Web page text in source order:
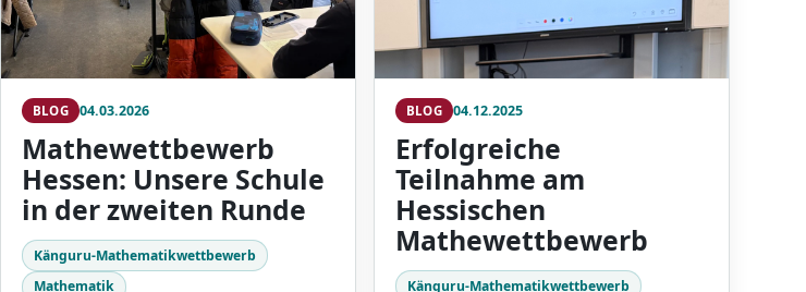
BLOG 04.03.2026
Mathewettbewerb
Hessen: Unsere Schule
in der zweiten Runde
Känguru-Mathematikwettbewerb
Mathematik
BLOG 04.12.2025
Erfolgreiche
Teilnahme am
Hessischen
Mathewettbewerb
Känguru-Mathematikwettbewerb